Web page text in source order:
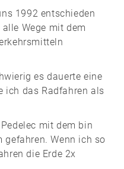
1992 entschieden
Wege mit dem
es dauerte eine
ich das Radfahren als
mit dem bin
Wenn ich so
die Erde 2x